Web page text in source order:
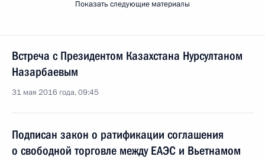
Показать следующие материалы
Встреча с Президентом Казахстана Нурсултаном
Назарбаевым
31 мая 2016 года, 09:45
Подписан закон о ратификации соглашения
о свободной торговле между ЕАЭС и Вьетнамом